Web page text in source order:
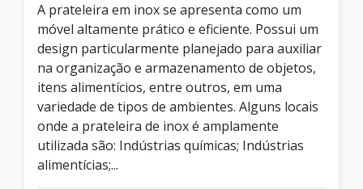
A prateleira em inox se apresenta como um
móvel altamente prático e eficiente. Possui um
design particularmente planejado para auxiliar
na organização e armazenamento de objetos,
itens alimentícios, entre outros, em uma
variedade de tipos de ambientes. Alguns locais
onde a prateleira de inox é amplamente
utilizada são: Indústrias químicas; Indústrias
alimentícias;...